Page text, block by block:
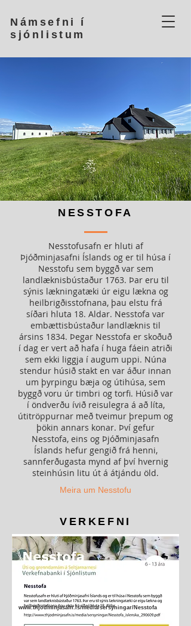
Námsefni í
sjónlistum
NESSTOFA
Nesstofusafn er hluti af
Þjóðminjasafni Íslands og er til húsa í
Nesstofu sem byggð var sem
landlæknisbústaður 1763. Þar eru til
sýnis lækningatæki úr eigu lækna og
heilbrigðisstofnana, þau elstu frá
síðari hluta 18. Aldar. Nesstofa var
embættisbústaður landlæknis til
ársins 1834. Þegar Nesstofa er skoðuð
í dag er vert að hafa í huga fáein atriði
sem ekki liggja í augum uppi. Núna
stendur húsið stakt en var áður innan
um þyrpingu bæja og útihúsa, sem
byggð voru úr timbri og torfi. Húsið var
í öndverðu ívið reisulegra á að líta,
útitröppurnar með tveimur þrepum og
þökin annars konar. Því gefur
Nesstofa, eins og Þjóðminjasafn
Íslands hefur gengið frá henni,
sannferðugasta mynd af því hvernig
steinhúsin litu út á átjándu öld.
Meira um Nesstofu
VERKEFNI
www.thjodminjasafn.is/media/sersyningar/Nesstofa